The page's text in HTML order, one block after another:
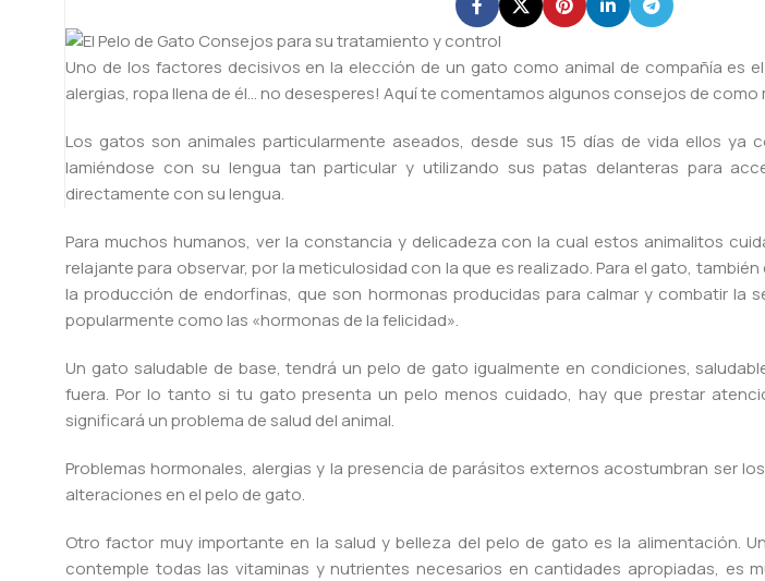
Uno de los factores decisivos en la elección de un gato como animal de compañía es
alergias, ropa llena de él… no desesperes! Aquí te comentamos algunos consejos de como
Los gatos son animales particularmente aseados, desde sus 15 días de vida ellos ya
lamiéndose con su lengua tan particular y utilizando sus patas delanteras para
directamente con su lengua.
Para muchos humanos, ver la constancia y delicadeza con la cual estos animalitos
relajante para observar, por la meticulosidad con la que es realizado. Para el gato,
la producción de endorfinas, que son hormonas producidas para calmar y combatir la
popularmente como las «hormonas de la felicidad».
Un gato saludable de base, tendrá un pelo de gato igualmente en condiciones,
fuera. Por lo tanto si tu gato presenta un pelo menos cuidado, hay que prestar
significará un problema de salud del animal.
Problemas hormonales, alergias y la presencia de parásitos externos acostumbran ser
alteraciones en el pelo de gato.
Otro factor muy importante en la salud y belleza del pelo de gato es la alimentación.
contemple todas las vitaminas y nutrientes necesarios en cantidades apropiadas, es